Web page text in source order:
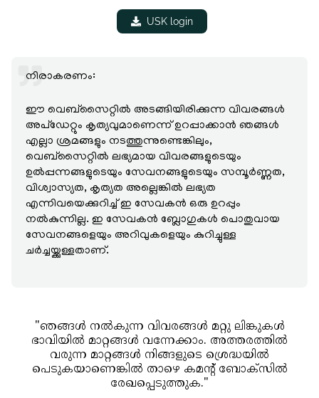
USK login
നിരാകരണം:
ഈ വെബ്‌സൈറ്റിൽ അടങ്ങിയിരിക്കുന്ന വിവരങ്ങൾ
അപ്‌ഡേറ്റും കൃത്യവുമാണെന്ന് ഉറപ്പാക്കാൻ ഞങ്ങൾ
എല്ലാ ശ്രമങ്ങളും നടത്തുന്നുണ്ടെങ്കിലും,
വെബ്‌സൈറ്റിൽ ലഭ്യമായ വിവരങ്ങളുടെയും
ഉൽപ്പന്നങ്ങളുടെയും സേവനങ്ങളുടെയും സമ്പൂർണ്ണത,
വിശ്വാസ്യത, കൃത്യത അല്ലെങ്കിൽ ലഭ്യത
എന്നിവയെക്കുറിച്ച് ഇ സേവകൻ ഒരു ഉറപ്പും
നൽകുന്നില്ല. ഇ സേവകൻ ബ്ലോഗുകൾ പൊതുവായ
സേവനങ്ങളെയും അറിവുകളെയും കുറിച്ചുള്ള
ചർച്ചയ്ക്കുള്ളതാണ്.
"ഞങ്ങൾ നൽകുന്ന വിവരങ്ങൾ മറ്റു ലിങ്കുകൾ
ഭാവിയിൽ മാറ്റങ്ങൾ വന്നേക്കാം. അത്തരത്തിൽ
വരുന്ന മാറ്റങ്ങൾ നിങ്ങളുടെ ശ്രെദ്ധയിൽ
പെടുകയാണെങ്കിൽ താഴെ കമന്റ് ബോക്സിൽ
രേഖപ്പെടുത്തുക."